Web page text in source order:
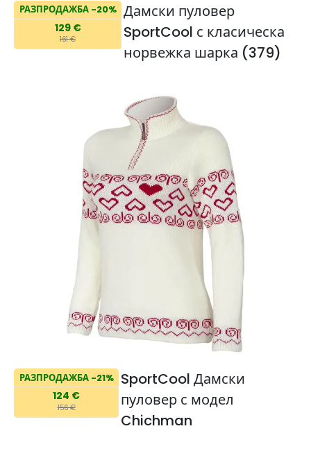
РАЗПРОДАЖБА -20%
129 €
161 €
Дамски пуловер
SportCool с класическа
норвежка шарка (379)
РАЗПРОДАЖБА -21%
124 €
156 €
SportCool Дамски
пуловер с модел
Chichman